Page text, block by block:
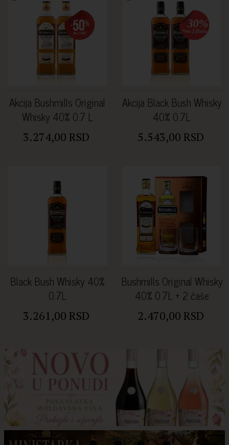
Akcija Bushmills Original
Whisky 40% 0.7 L
3.274,00 RSD
Akcija Black Bush Whisky
40% 0.7L
5.543,00 RSD
Black Bush Whisky 40%
0.7L
3.261,00 RSD
Bushmills Original Whisky
40% 0.7L + 2 čaše
2.470,00 RSD